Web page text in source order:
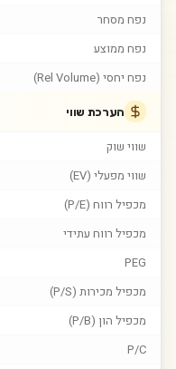
נפח מסחר
נפח ממוצע
נפח יחסי (Rel Volume)
הערכת שווי
שווי שוק
שווי מפעלי (EV)
מכפיל רווח (P/E)
מכפיל רווח עתידי
PEG
מכפיל מכירות (P/S)
מכפיל הון (P/B)
P/C